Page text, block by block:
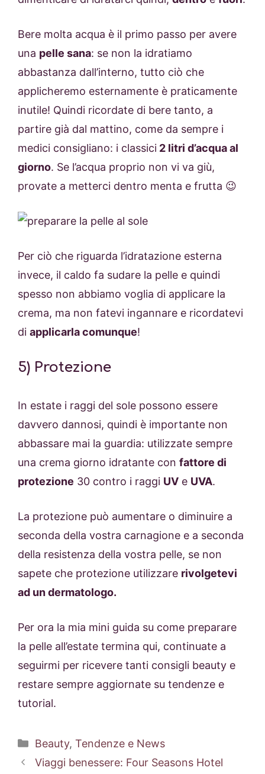
Bere molta acqua è il primo passo per avere
una pelle sana: se non la idratiamo
abbastanza dall’interno, tutto ciò che
applicheremo esternamente è praticamente
inutile! Quindi ricordate di bere tanto, a
partire già dal mattino, come da sempre i
medici consigliano: i classici 2 litri d’acqua al
giorno. Se l’acqua proprio non vi va giù,
provate a metterci dentro menta e frutta 😉
Per ciò che riguarda l’idratazione esterna
invece, il caldo fa sudare la pelle e quindi
spesso non abbiamo voglia di applicare la
crema, ma non fatevi ingannare e ricordatevi
di applicarla comunque!
5) Protezione
In estate i raggi del sole possono essere
davvero dannosi, quindi è importante non
abbassare mai la guardia: utilizzate sempre
una crema giorno idratante con fattore di
protezione 30 contro i raggi UV e UVA.
La protezione può aumentare o diminuire a
seconda della vostra carnagione e a seconda
della resistenza della vostra pelle, se non
sapete che protezione utilizzare rivolgetevi
ad un dermatologo.
Per ora la mia mini guida su come preparare
la pelle all’estate termina qui, continuate a
seguirmi per ricevere tanti consigli beauty e
restare sempre aggiornate su tendenze e
tutorial.
Categorie
Beauty, Tendenze e News
Viaggi benessere: Four Seasons Hotel